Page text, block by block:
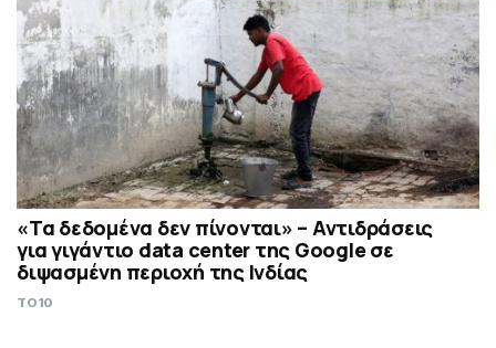
«Τα δεδομένα δεν πίνονται» – Αντιδράσεις
για γιγάντιο data center της Google σε
διψασμένη περιοχή της Ινδίας
TO10